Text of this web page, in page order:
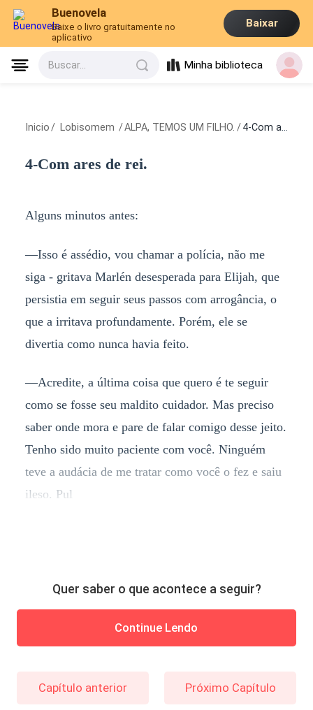
Buenovela
Baixe o livro gratuitamente no
aplicativo
Baixar
Buscar... Minha biblioteca
Inicio / Lobisomem /ALPA, TEMOS UM FILHO. / 4-Com ares de rei.
4-Com ares de rei.
Alguns minutos antes:
—Isso é assédio, vou chamar a polícia, não me
siga - gritava Marlén desesperada para Elijah, que
persistia em seguir seus passos com arrogância, o
que a irritava profundamente. Porém, ele se
divertia como nunca havia feito.
—Acredite, a última coisa que quero é te seguir
como se fosse seu maldito cuidador. Mas preciso
saber onde mora e pare de falar comigo desse jeito.
Tenho sido muito paciente com você. Ninguém
teve a audácia de me tratar como você o fez e saiu
ileso. Pul
Quer saber o que acontece a seguir?
Continue Lendo
Capítulo anterior Próximo Capítulo